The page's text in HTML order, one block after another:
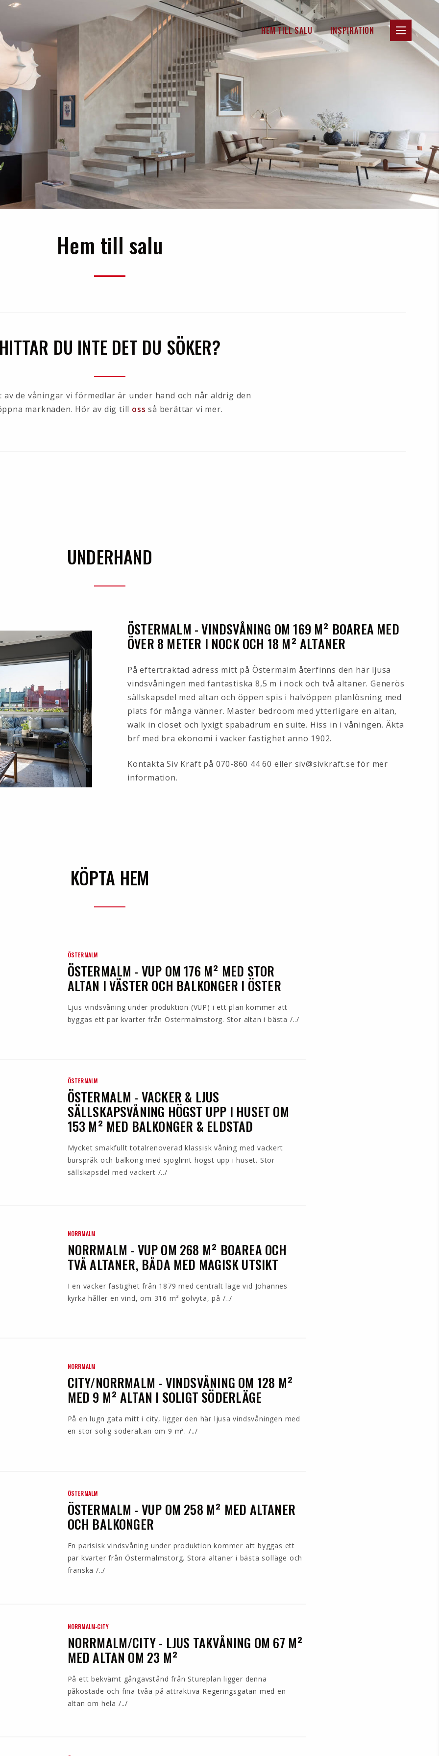
HEM TILL SALU INSPIRATION
Hem till salu
DU INTE DET DU SÖKER?
av de våningar vi förmedlar är under hand och når aldrig den
marknaden. Hör av dig till oss så berättar vi mer.
UNDERHAND
ÖSTERMALM - VINDSVÅNING OM 169 M² BOAREA MED
ÖVER 8 METER I NOCK OCH 18 M² ALTANER
På eftertraktad adress mitt på Östermalm återfinns den här ljusa
vindsvåningen med fantastiska 8,5 m i nock och två altaner. Generös
sällskapsdel med altan och öppen spis i halvöppen planlösning med
plats för många vänner. Master bedroom med ytterligare en altan,
walk in closet och lyxigt spabadrum en suite. Hiss in i våningen. Äkta
brf med bra ekonomi i vacker fastighet anno 1902.
Kontakta Siv Kraft på 070-860 44 60 eller siv@sivkraft.se för mer
information.
KÖPTA HEM
ÖSTERMALM
ÖSTERMALM - VUP OM 176 M² MED STOR
ALTAN I VÄSTER OCH BALKONGER I ÖSTER
Ljus vindsvåning under produktion (VUP) i ett plan kommer att
byggas ett par kvarter från Östermalmstorg. Stor altan i bästa /../
ÖSTERMALM
ÖSTERMALM - VACKER & LJUS
SÄLLSKAPSVÅNING HÖGST UPP I HUSET OM
153 M² MED BALKONGER & ELDSTAD
Mycket smakfullt totalrenoverad klassisk våning med vackert
burspråk och balkong med sjöglimt högst upp i huset. Stor
sällskapsdel med vackert /../
NORRMALM
NORRMALM - VUP OM 268 M² BOAREA OCH
TVÅ ALTANER, BÅDA MED MAGISK UTSIKT
I en vacker fastighet från 1879 med centralt läge vid Johannes
kyrka håller en vind, om 316 m² golvyta, på /../
NORRMALM
CITY/NORRMALM - VINDSVÅNING OM 128 M²
MED 9 M² ALTAN I SOLIGT SÖDERLÄGE
På en lugn gata mitt i city, ligger den här ljusa vindsvåningen med
en stor solig söderaltan om 9 m². /../
ÖSTERMALM
ÖSTERMALM - VUP OM 258 M² MED ALTANER
OCH BALKONGER
En parisisk vindsvåning under produktion kommer att byggas ett
par kvarter från Östermalmstorg. Stora altaner i bästa solläge och
franska /../
NORRMALM-CITY
NORRMALM/CITY - LJUS TAKVÅNING OM 67 M²
MED ALTAN OM 23 M²
På ett bekvämt gångavstånd från Stureplan ligger denna
påkostade och fina tvåa på attraktiva Regeringsgatan med en
altan om hela /../